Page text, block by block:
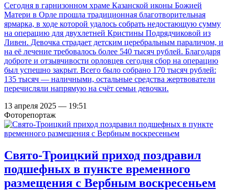
Сегодня в гарнизонном храме Казанской иконы Божией
Матери в Орле прошла традиционная благотворительная
ярмарка, в ходе которой удалось собрать недостающую сумму
на операцию для двухлетней Кристины Подрядчиковой из
Ливен. Девочка страдает детским церебральным параличом, и
на её лечение требовалось более 540 тысяч рублей. Благодаря
доброте и отзывчивости орловцев сегодня сбор на операцию
был успешно закрыт. Всего было собрано 170 тысяч рублей:
135 тысяч — наличными, остальные средства жертвователи
перечисляли напрямую на счёт семьи девочки.
13 апреля 2025 — 19:51
Фоторепортаж
Свято-Троицкий приход поздравил
подшефных в пункте временного
размещения с Вербным воскресеньем